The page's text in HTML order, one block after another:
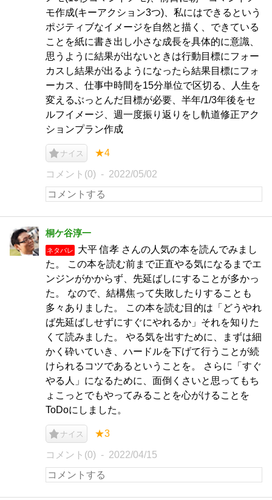
モ作成(キーアクション3つ)、私にはできるという
ポジティブなイメージを自然と描く、できている
ことを紙に書き出し小さな成長を具体的に意識、
思うように結果が出ないときは行動目標にフォー
カスし結果が出るようになったら結果目標にフォ
ーカス、仕事中時間を15分単位で区切る、人生を
変えるぶっとんだ目標が必要、半年/1/3年後をセ
ルフイメージ、週一度振り返りをし軌道修正アク
ションプラン作成
ナイス ★4
コメント(0) 2022/05/02
桐ケ谷淳一
ネタバレ
大平 信孝 さんの人気の本を読んでみまし
た。 この本を読む前まで正直やる気になるまでエ
ンジンがかからず、先延ばしにすることが多かっ
た。 なので、結構焦って失敗したりすることも
多々ありました。 この本を読む目的は「どうやれ
ば先延ばしせずにすぐにやれるか」それを知りた
くて読みました。 やる気を出すために、まずは細
かく砕いていき、ハードルを下げて行うことが続
けられるコツであるということを。 さらに「すぐ
やる人」になるために、面倒くさいと思ってもち
ょこっとでもやってみることを心がけることを
ToDoにしました。
ナイス ★3
コメント(0) 2022/04/15